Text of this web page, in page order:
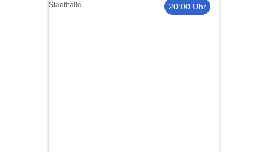
20:00 Uhr